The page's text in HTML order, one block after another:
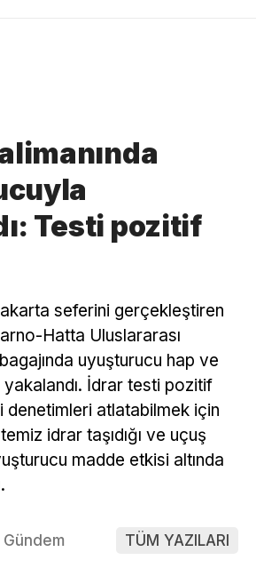
Testi pozitif
seferini gerçekleştiren
Hatta Uluslararası
uyuşturucu hap ve
İdrar testi pozitif
denetimleri atlatabilmek için
idrar taşıdığı ve uçuş
madde etkisi altında
TÜM YAZILARI